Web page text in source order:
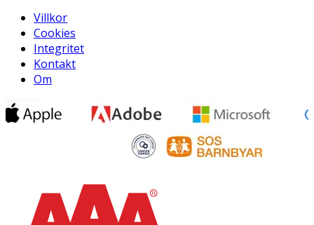
Villkor
Cookies
Integritet
Kontakt
Om